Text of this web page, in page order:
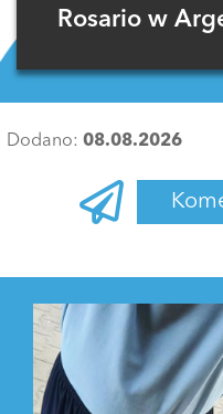
Rosario w
Dodano: 08.08.2026